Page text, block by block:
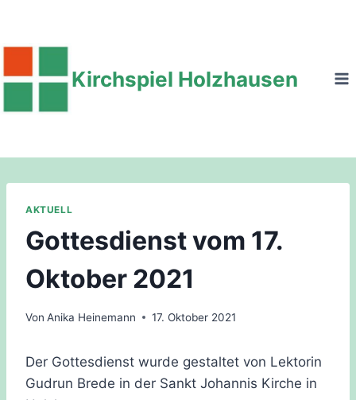
springen
Kirchspiel Holzhausen
AKTUELL
Gottesdienst vom 17.
Oktober 2021
Von Anika Heinemann 17. Oktober 2021
Der Gottesdienst wurde gestaltet von Lektorin
Gudrun Brede in der Sankt Johannis Kirche in